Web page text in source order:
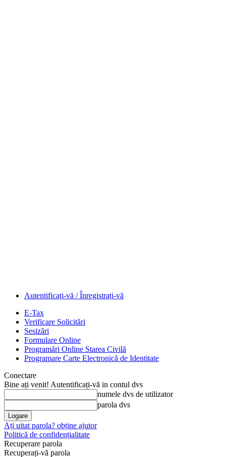
Autentificați-vă / Înregistrați-vă
E-Tax
Verificare Solicitări
Sesizări
Formulare Online
Programări Online Starea Civilă
Programare Carte Electronică de Identitate
Conectare
Bine ați venit! Autentificați-vă in contul dvs
numele dvs de utilizator
parola dvs
Ați uitat parola? obține ajutor
Politică de confidențialitate
Recuperare parola
Recuperați-vă parola